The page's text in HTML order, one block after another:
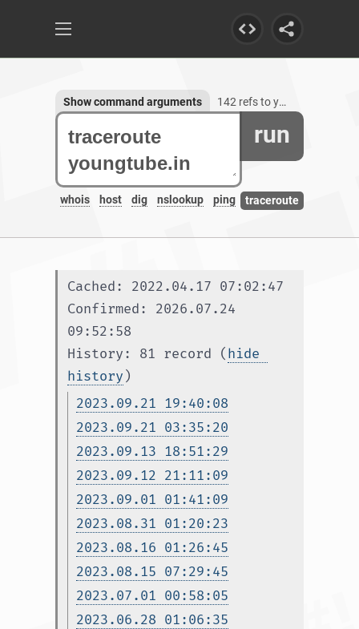
run
whois host dig nslookup ping traceroute
Show command arguments 142 refs to youngtube.in, 3 subdomains
Cached: 2022.04.17 07:02:47
Confirmed: 2026.07.24
09:52:58
History: 81 record (hide
history )
2023.09.21 19:40:08
2023.09.21 03:35:20
2023.09.13 18:51:29
2023.09.12 21:11:09
2023.09.01 01:41:09
2023.08.31 01:20:23
2023.08.16 01:26:45
2023.08.15 07:29:45
2023.07.01 00:58:05
2023.06.28 01:06:35